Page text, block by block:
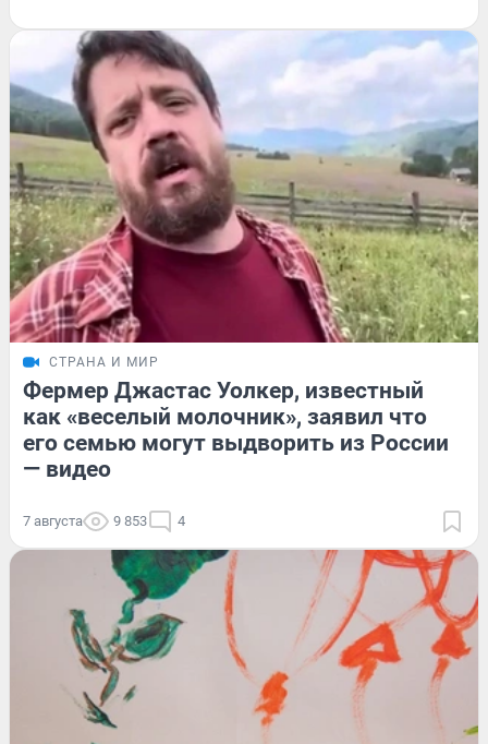
СТРАНА И МИР
Фермер Джастас Уолкер, известный
как «веселый молочник», заявил что
его семью могут выдворить из России
— видео
7 августа 9 853 4